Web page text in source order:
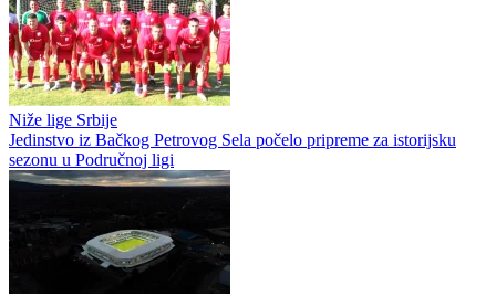
Niže lige Srbije
Jedinstvo iz Bačkog Petrovog Sela počelo pripreme za istorijsku
sezonu u Područnoj ligi